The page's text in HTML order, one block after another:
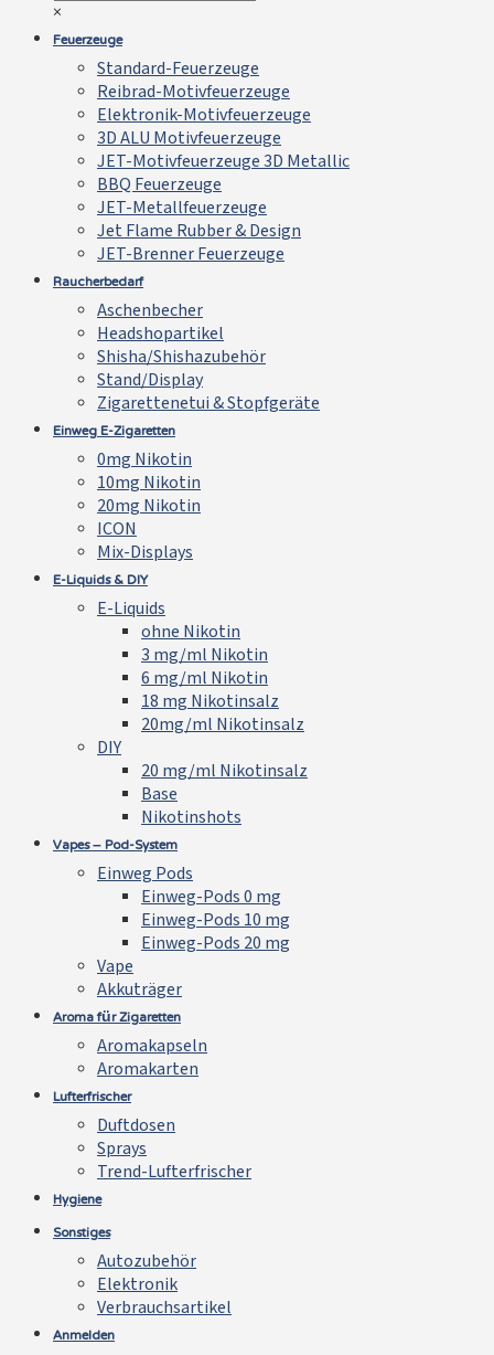
×
Feuerzeuge
Standard-Feuerzeuge
Reibrad-Motivfeuerzeuge
Elektronik-Motivfeuerzeuge
3D ALU Motivfeuerzeuge
JET-Motivfeuerzeuge 3D Metallic
BBQ Feuerzeuge
JET-Metallfeuerzeuge
Jet Flame Rubber & Design
JET-Brenner Feuerzeuge
Raucherbedarf
Aschenbecher
Headshopartikel
Shisha/Shishazubehör
Stand/Display
Zigarettenetui & Stopfgeräte
Einweg E-Zigaretten
0mg Nikotin
10mg Nikotin
20mg Nikotin
ICON
Mix-Displays
E-Liquids & DIY
E-Liquids
ohne Nikotin
3 mg/ml Nikotin
6 mg/ml Nikotin
18 mg Nikotinsalz
20mg/ml Nikotinsalz
DIY
20 mg/ml Nikotinsalz
Base
Nikotinshots
Vapes – Pod-System
Einweg Pods
Einweg-Pods 0 mg
Einweg-Pods 10 mg
Einweg-Pods 20 mg
Vape
Akkuträger
Aroma für Zigaretten
Aromakapseln
Aromakarten
Lufterfrischer
Duftdosen
Sprays
Trend-Lufterfrischer
Hygiene
Sonstiges
Autozubehör
Elektronik
Verbrauchsartikel
Anmelden